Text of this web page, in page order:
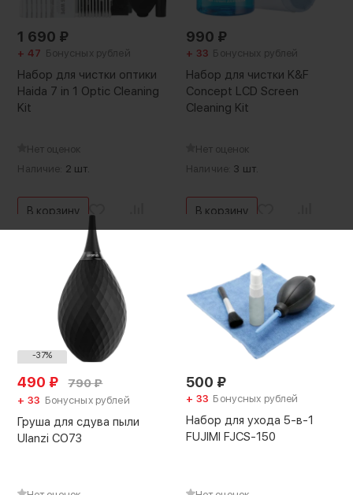
1 690 ₽
+ 47 Бонусных рублей
Набор для чистки оптики
Haida 7 in 1 Optic Cleaning
Kit
Нет оценок
Наличие: 2 шт.
В корзину
990 ₽
+ 33 Бонусных рублей
Набор для чистки K&F
Concept LCD Screen
Cleaning Kit
Нет оценок
Наличие: 3 шт.
В корзину
-37%
490 ₽ 790₽
+ 33 Бонусных рублей
Груша для сдува пыли
Ulanzi CO73
500 ₽
+ 33 Бонусных рублей
Набор для ухода 5-в-1
FUJIMI FJCS-150